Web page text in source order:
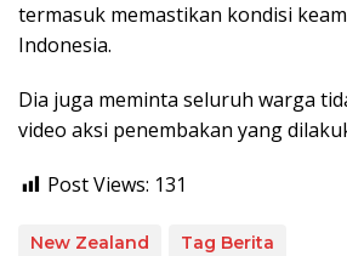
termasuk memastikan kondisi
Indonesia.
Dia juga meminta seluruh warga
video aksi penembakan yang
Post Views: 131
New Zealand Tag Berita